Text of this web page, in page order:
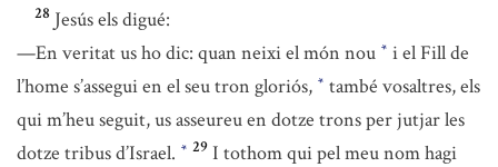
28 Jesús els digué:
—En veritat us ho dic: quan neixi el món nou * i el Fill de
l’home s’assegui en el seu tron gloriós, * també vosaltres, els
qui m’heu seguit, us asseureu en dotze trons per jutjar les
dotze tribus d’Israel. * 29 I tothom qui pel meu nom hagi